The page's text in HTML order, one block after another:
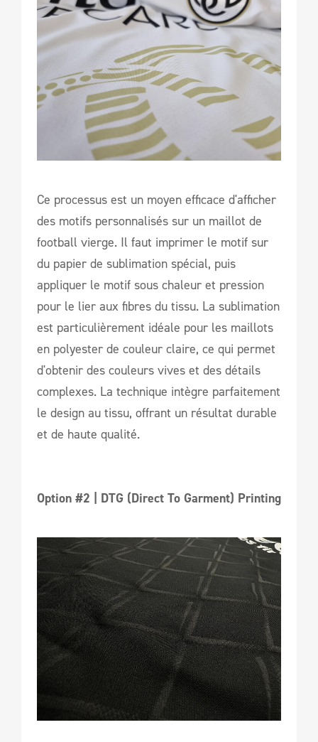
Ce processus est un moyen efficace d'afficher
des motifs personnalisés sur un maillot de
football vierge. Il faut imprimer le motif sur
du papier de sublimation spécial, puis
appliquer le motif sous chaleur et pression
pour le lier aux fibres du tissu. La sublimation
est particulièrement idéale pour les maillots
en polyester de couleur claire, ce qui permet
d'obtenir des couleurs vives et des détails
complexes. La technique intègre parfaitement
le design au tissu, offrant un résultat durable
et de haute qualité.
Option #2 | DTG (Direct To Garment) Printing